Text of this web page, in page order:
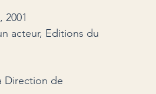
2001
acteur, Editions du
Direction de